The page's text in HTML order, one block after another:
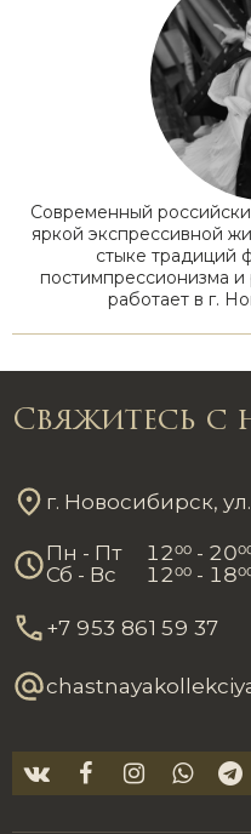
Современный
яркой экспрессивной
стыке традиций
постимпрессионизма и
работает в г.
Свяжитесь с
г. Новосибирск,
Пн - Пт 1200 - 20
Сб - Вс
1200 - 18
+7 953 861 59 37